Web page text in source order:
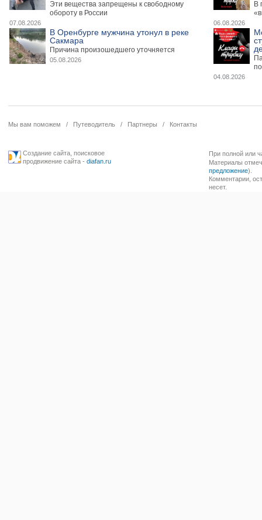
Эти вещества запрещены к свободному
обороту в России
07.08.2026
В
06.08.2026
В Оренбурге мужчина утонул в реке
Сакмара
Причина произошедшего уточняется
05.08.2026
04.08.2026
Мы вам поможем / Путеводитель / Партнеры / Контакты
Создание сайта, поисковое
продвижение сайта- diafan.ru
При полной или
Материалы
предложение).
Комментарии,
несет.